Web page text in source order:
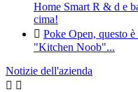
Home Smart R & d e
cima!
 Poke Open, questo
"Kitchen Noob"...
Notizie dell'azienda
 